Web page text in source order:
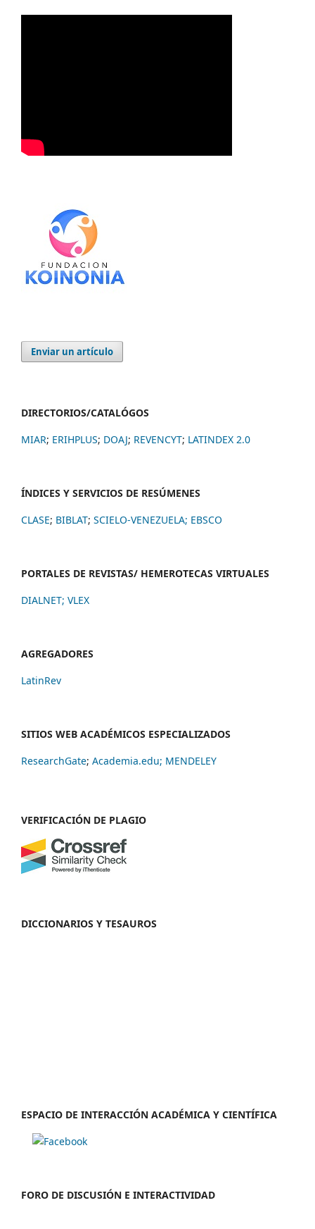
Enviar un artículo
DIRECTORIOS/CATALÓGOS
MIAR; ERIHPLUS; DOAJ; REVENCYT; LATINDEX 2.0
ÍNDICES Y SERVICIOS DE RESÚMENES
CLASE; BIBLAT; SCIELO-VENEZUELA; EBSCO
PORTALES DE REVISTAS/ HEMEROTECAS VIRTUALES
DIALNET; VLEX
AGREGADORES
LatinRev
SITIOS WEB ACADÉMICOS ESPECIALIZADOS
ResearchGate; Academia.edu; MENDELEY
VERIFICACIÓN DE PLAGIO
DICCIONARIOS Y TESAUROS
ESPACIO DE INTERACCIÓN ACADÉMICA Y CIENTÍFICA
FORO DE DISCUSIÓN E INTERACTIVIDAD